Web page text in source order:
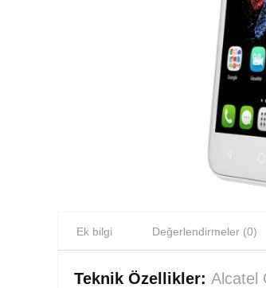
Ek bilgi Değerlendirmeler (0)
Teknik Özellikler: Alcatel